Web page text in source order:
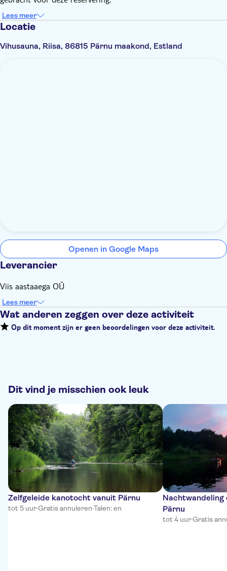
Lees meer
Locatie
Vihusauna, Riisa, 86815 Pärnu maakond, Estland
Openen in Google Maps
Leverancier
Viis aastaaega OÜ
Lees meer
Wat anderen zeggen over deze activiteit
Op dit moment zijn er geen beoordelingen voor deze activiteit.
Dit vind je misschien ook leuk
Zelfgeleide kanotocht vanuit Pärnu
tot 5 uur·Gratis annuleren·Talen: en
Pärnu
tot 4 uur·Gratis